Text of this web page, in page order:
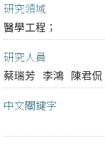
研究領域
醫學工程；
研究人員
蔡瑞芳 李鴻 陳君侃
中文關鍵字